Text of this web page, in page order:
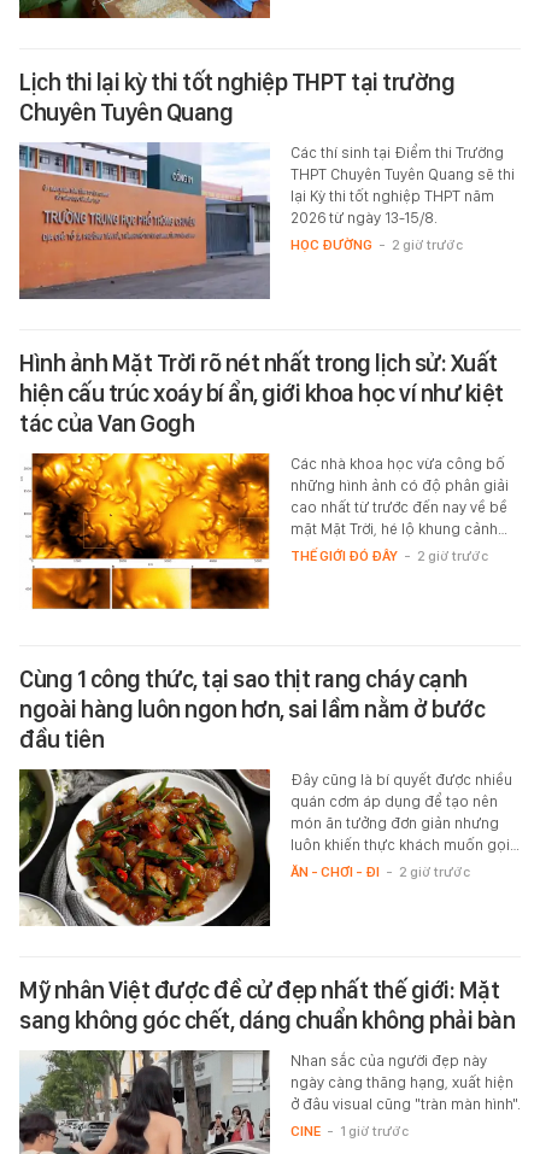
Lịch thi lại kỳ thi tốt nghiệp THPT tại trường
Chuyên Tuyên Quang
Các thí sinh tại Điểm thi Trường
THPT Chuyên Tuyên Quang sẽ thi
lại Kỳ thi tốt nghiệp THPT năm
2026 từ ngày 13-15/8.
HỌC ĐƯỜNG - 2 giờ trước
Hình ảnh Mặt Trời rõ nét nhất trong lịch sử: Xuất
hiện cấu trúc xoáy bí ẩn, giới khoa học ví như kiệt
tác của Van Gogh
Các nhà khoa học vừa công bố
những hình ảnh có độ phân giải
cao nhất từ trước đến nay về bề
mặt Mặt Trời, hé lộ khung cảnh…
THẾ GIỚI ĐÓ ĐÂY - 2 giờ trước
Cùng 1 công thức, tại sao thịt rang cháy cạnh
ngoài hàng luôn ngon hơn, sai lầm nằm ở bước
đầu tiên
Đây cũng là bí quyết được nhiều
quán cơm áp dụng để tạo nên
món ăn tưởng đơn giản nhưng
luôn khiến thực khách muốn gọi…
ĂN - CHƠI - ĐI - 2 giờ trước
Mỹ nhân Việt được đề cử đẹp nhất thế giới: Mặt
sang không góc chết, dáng chuẩn không phải bàn
Nhan sắc của người đẹp này
ngày càng thăng hạng, xuất hiện
ở đâu visual cũng "tràn màn hình".
CINE - 1 giờ trước